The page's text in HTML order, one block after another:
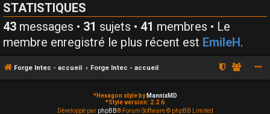
STATISTIQUES
43 messages • 31 sujets • 41 membres • Le
membre enregistré le plus récent est EmileH.
Forge Intec - accueil Forge Intec - accueil
*Hexagon style by MannixMD
*Style version: 2.2.6
Développé par phpBB® Forum Software © phpBB Limited